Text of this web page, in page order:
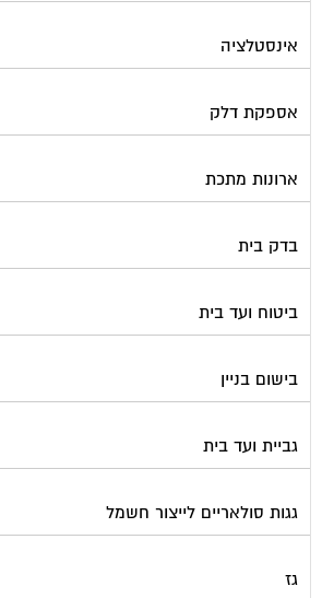
אינסטלציה
אספקת דלק
ארונות מתכת
בדק בית
ביטוח ועד בית
בישום בניין
גביית ועד בית
גגות סולאריים לייצור חשמל
גז